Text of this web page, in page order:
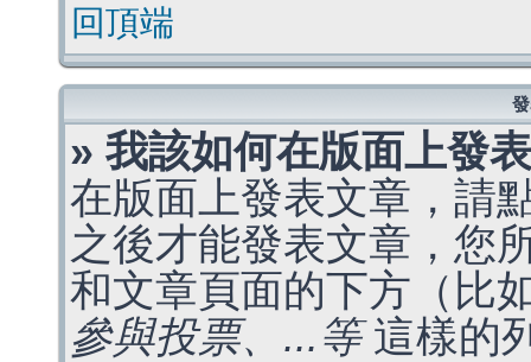
回頂端
» 我該如何在版面上發
在版面上發表文章，請
之後才能發表文章，您
和文章頁面的下方（比
參與投票、...等這樣的